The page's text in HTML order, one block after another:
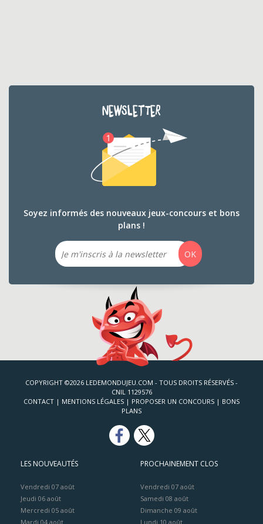
NEWSLETTER
Soyez informés des nouveaux jeux-concours et bons
plans !
Email
OK
COPYRIGHT ©2026 LEDEMONDUJEU.COM - TOUS DROITS RÉSERVÉS -
CNIL 1129576
CONTACT | MENTIONS LÉGALES | PROPOSER UN CONCOURS | BONS
PLANS
LES NOUVEAUTÉS
Vendredi 07 août
Jeudi 06 août
Mercredi 05 août
Mardi 04 août
PROCHAINEMENT CLOS
Vendredi 07 août
Samedi 08 août
Dimanche 09 août
Lundi 10 août